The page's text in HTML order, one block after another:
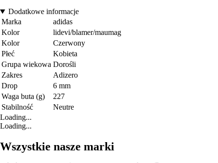
Dodatkowe informacje
Marka
adidas
Kolor
lidevi/blamer/maumag
Kolor
Czerwony
Płeć
Kobieta
Grupa wiekowa Dorośli
Zakres
Adizero
Drop
6 mm
Waga buta (g)
227
Stabilność
Neutre
Loading...
Loading...
Wszystkie nasze marki